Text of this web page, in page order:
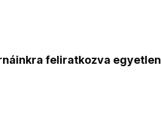
feliratkozva